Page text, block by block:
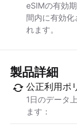
eSIMの有効
間内に有効
れます。
製品詳細
公正利用ポ
1日のデータ
ます：